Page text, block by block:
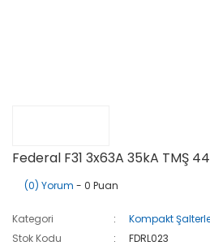
Federal F31 3x63A 35kA TMŞ
(0) Yorum - 0 Puan
Kategori
Kompakt
Stok Kodu
FDRL023